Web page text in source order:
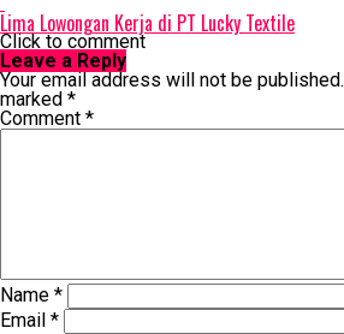
Lima Lowongan Kerja di PT Lucky Textile
Click to comment
Leave a Reply
Your email address will not be published.
marked *
Comment *
Name *
Email *